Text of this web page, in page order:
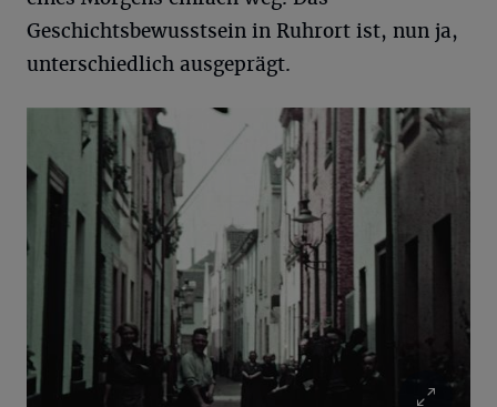
Geschichtsbewusstsein in Ruhrort ist, nun ja,
unterschiedlich ausgeprägt.